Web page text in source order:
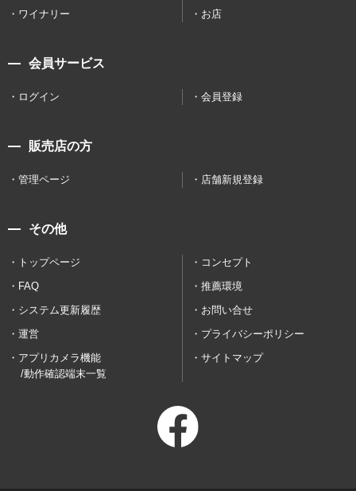
ワイナリー お店
会員サービス
ログイン 会員登録
販売店の方
管理ページ 店舗新規登録
その他
トップページ
コンセプト
FAQ
推薦環境
システム更新履歴
お問い合せ
運営
プライバシーポリシー
アプリカメラ機能
/動作確認端末一覧
サイトマップ